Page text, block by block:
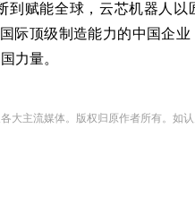
到赋能全球，云芯机器人以
际顶级制造能力的中国企
力量。
大主流媒体。版权归原作者所有。如认